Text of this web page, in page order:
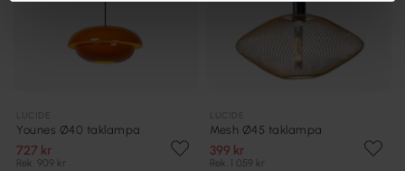
Younes Ø40 taklampa
727 kr
Rek. 909 kr
Mesh Ø45 taklampa
399 kr
Rek. 1 059 kr